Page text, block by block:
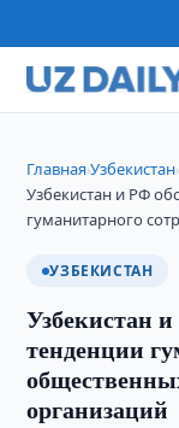
Главная›Узбекистан›
Узбекистан и РФ
гуманитарного
УЗБЕКИСТАН
Узбекистан
тенденции
организаций